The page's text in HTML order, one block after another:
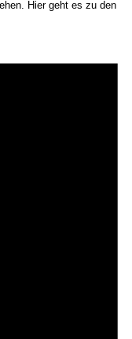
Hier geht es zu den